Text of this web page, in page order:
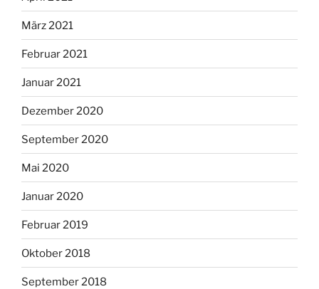
März 2021
Februar 2021
Januar 2021
Dezember 2020
September 2020
Mai 2020
Januar 2020
Februar 2019
Oktober 2018
September 2018